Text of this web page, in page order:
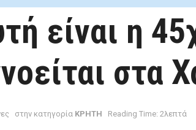
είναι η
στα
στην κατηγορία ΚΡΗΤΗ Reading Time: 2λεπτά